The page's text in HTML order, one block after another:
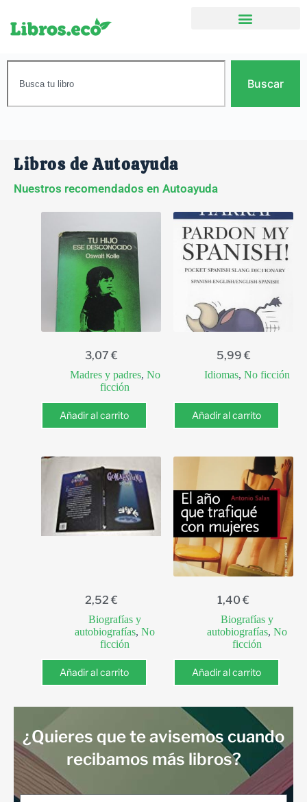
Buscar
Libros de Autoayuda
Nuestros recomendados en Autoayuda
3,07 €
Madres y padres, No
ficción
Añadir al carrito
5,99 €
Idiomas, No ficción
Añadir al carrito
2,52 €
Biografías y
autobiografías, No
ficción
Añadir al carrito
1,40 €
Biografías y
autobiografías, No
ficción
Añadir al carrito
¿Quieres que te avisemos cuando
recibamos más libros?